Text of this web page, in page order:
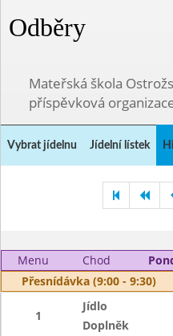
Odběry
Mateřská škola
příspěvková
Vybrat jídelnu Jídelní lístek
Menu Chod
Přesnídávka (9:00 - 9:30)
1
Jídlo
Doplněk